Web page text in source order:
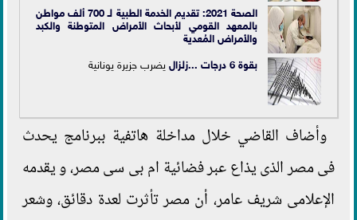
الصحة 2021: تقديم الخدمة الطبية لـ 700 ألف مواطن
بالمعهد القومي لأبحاث الأمراض المتوطنة والكبد
والأمراض المُعدية
بقوة 6 درجات ...
زلزال يضرب جزيرة يونانية
وأضاف القاضي خلال مداخلة هاتفية ببرنامج يحدث
فى مصر الذى يذاع عبر فضائية ام بى سى مصر، و يقدمه
الإعلامى شريف عامر، أن مصر تأثرت لعدة دقائق، وشعر